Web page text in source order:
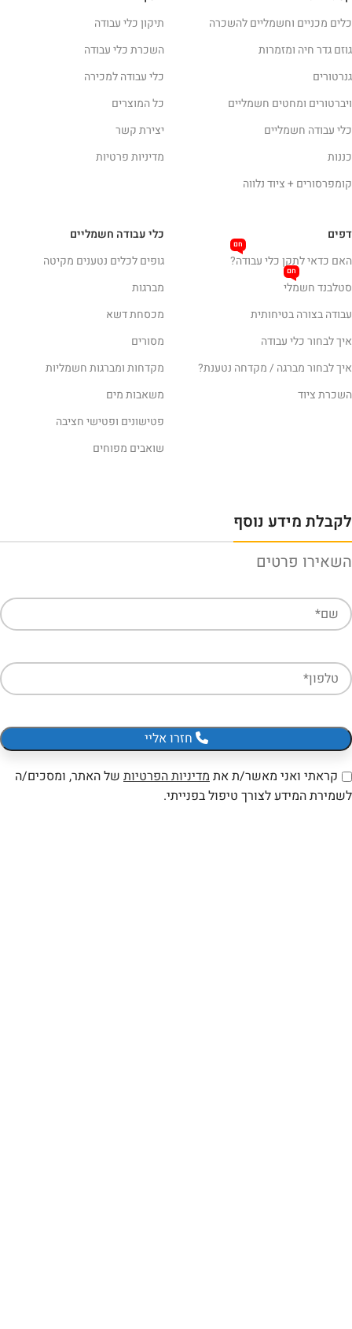
תיקון כלי עבודה
השכרת כלי עבודה
כלי עבודה למכירה
כל המוצרים
יצירת קשר
מדיניות פרטיות
כלים מכניים וחשמליים להשכרה
גוזם גדר חיה ומזמרות
גנרטורים
ויברטורים ומחטים חשמליים
כלי עבודה חשמליים
כננות
קומפרסורים + ציוד נלווה
כלי עבודה חשמליים
גופים לכלים נטענים מקיטה
מברגות
מכסחת דשא
מסורים
מקדחות ומברגות חשמליות
משאבות מים
פטישונים ופטישי חציבה
שואבים מפוחים
דפים
האם כדאי לתקן כלי עבודה?
חם
סטלבנד חשמלי
חם
עבודה בצורה בטיחותית
איך לבחור כלי עבודה
איך לבחור מברגה / מקדחה נטענת?
השכרת ציוד
לקבלת מידע נוסף
השאירו פרטים
חזרו אליי
קראתי ואני מאשר/ת אתמדיניות הפרטיות של האתר, ומסכים/ה
לשמירת המידע לצורך טיפול בפנייתי.